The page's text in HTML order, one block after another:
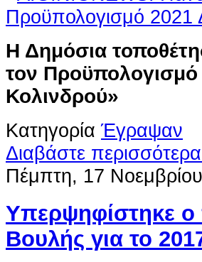
Η Δημόσια
τον
Κολινδρού»
Κατηγορία Έγραψαν
Διαβάστε
Πέμπτη, 17
Υπερψηφίστηκε
Βουλής για το